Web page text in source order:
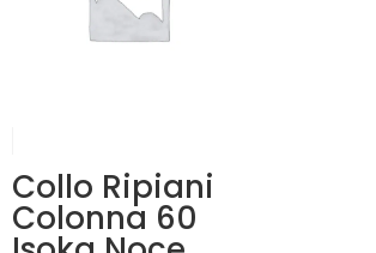
Collo Ripiani
Colonna 60